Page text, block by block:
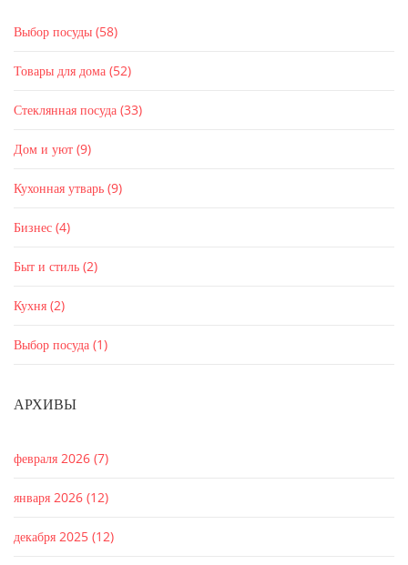
Выбор посуды (58)
Товары для дома (52)
Стеклянная посуда (33)
Дом и уют (9)
Кухонная утварь (9)
Бизнес (4)
Быт и стиль (2)
Кухня (2)
Выбор посуда (1)
АРХИВЫ
февраля 2026 (7)
января 2026 (12)
декабря 2025 (12)